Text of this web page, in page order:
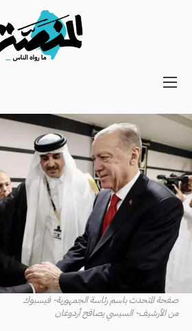
Main
Secondary
Navigation
صفحة المتحدث باسم رئاسة الجمهورية- فيسبوك
من الأرشيف- السيسي يصافح أردوغان